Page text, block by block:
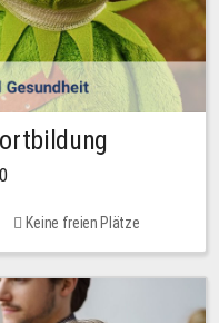
Keine freien Plätze